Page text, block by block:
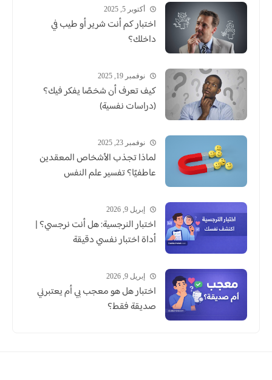
أكتوبر 5, 2025
اختبار كم أنت شرير أو طيب في
داخلك؟
نوفمبر 19, 2025
كيف تعرف أن شخصًا يفكر فيك؟
(دراسات نفسية)
نوفمبر 23, 2025
لماذا تجذب الأشخاص المعقدين
عاطفيًا؟ تفسير علم النفس
إبريل 9, 2026
اختبار النرجسية: هل أنت نرجسي؟ |
أداة اختبار نفسي دقيقة
إبريل 9, 2026
اختبار هل هو معجب بي أم يعتبرني
صديقة فقط؟